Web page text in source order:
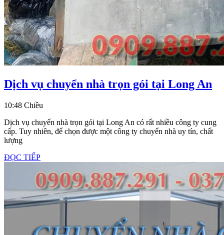
Dịch vụ chuyển nhà trọn gói tại Long An
10:48 Chiều
Dịch vụ chuyển nhà trọn gói tại Long An có rất nhiều công ty cung
cấp. Tuy nhiên, để chọn được một công ty chuyển nhà uy tín, chất
lượng
ĐỌC TIẾPĐỌC